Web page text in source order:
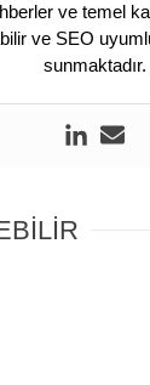
ve temel
ve SEO
sunmaktadır.